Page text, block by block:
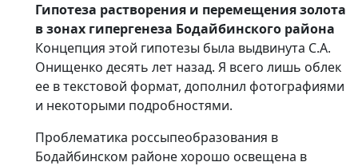
Гипотеза растворения и перемещения золота
в зонах гипергенеза Бодайбинского района
Концепция этой гипотезы была выдвинута С.А.
Онищенко десять лет назад. Я всего лишь облек
ее в текстовой формат, дополнил фотографиями
и некоторыми подробностями.
Проблематика россыпеобразования в
Бодайбинском районе хорошо освещена в